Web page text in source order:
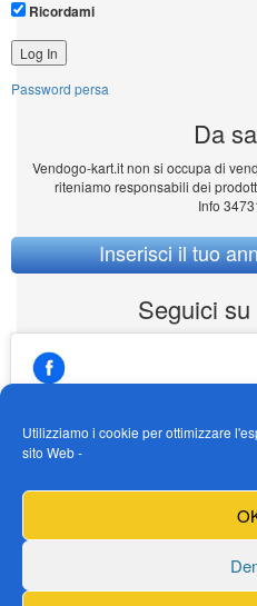
Utilizziamo i cookie per ottimizzare
sito Web -
Ricordami
Password persa
Da
Vendogo-kart.it non si occupa di
riteniamo responsabili dei
Info
Inserisci il tuo
Seguici
https://Fai clic per accettare
abilitare